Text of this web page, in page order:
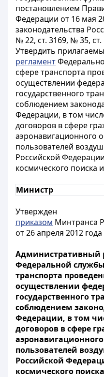
постановлением
Федерации от 16 мая
законодательства
№ 22, ст. 3169, № 35, ст.
Утвердить
регламент
сфере транспорта
осуществлении
государственного
соблюдением
Федерации, в том
договоров в сфере
аэронавигационного
пользователей
Российской
космического поиска
Министр
Утвержден
приказом Минтранса
от 26 апреля 2012
Административный
Федеральной
транспорта
осуществлении
государственного
соблюдением
Федерации, в том
договоров в сфере
пользователей
Российской
космического